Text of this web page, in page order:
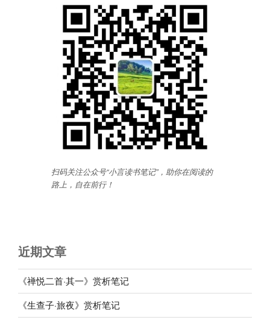
扫码关注公众号“小言读书笔记”，助你在阅读的
路上，自在前行！
近期文章
《禅悦二首·其一》赏析笔记
《生查子·旅夜》赏析笔记